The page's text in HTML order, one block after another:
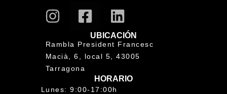
UBICACIÓN
Rambla President Francesc
Macià, 6, local 5, 43005
Tarragona
HORARIO
Lunes: 9:00-17:00h